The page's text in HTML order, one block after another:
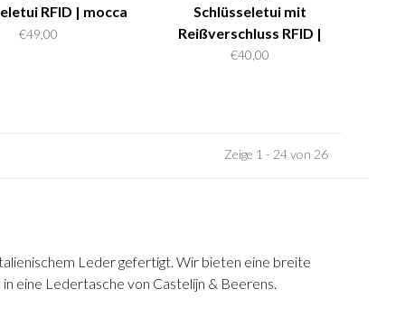
RFID | mocca
€49,00
Schlüsseletui mit
Reißverschluss RFID |
schwarz
€40,00
Zeige 1 - 24 von 26
Leder gefertigt. Wir bieten eine breite
eine Ledertasche von Castelijn & Beerens.